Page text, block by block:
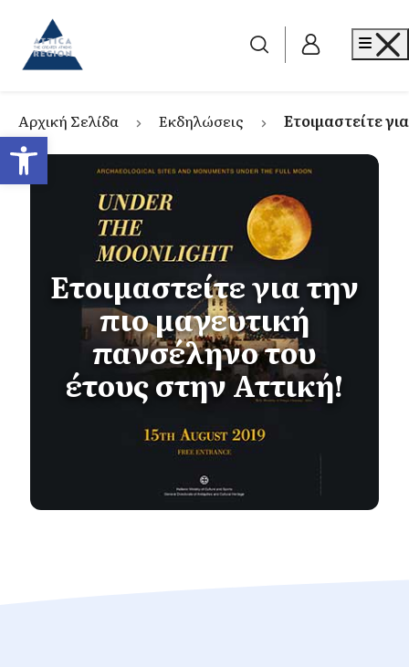
Ανοίξτε τη γραμμή εργαλείων
Go to home
Αρχική Σελίδα Εκδηλώσεις Ετοιμαστείτε
Ετοιμαστείτε για την
πιο μαγευτική
πανσέληνο του
έτους στην Αττική!